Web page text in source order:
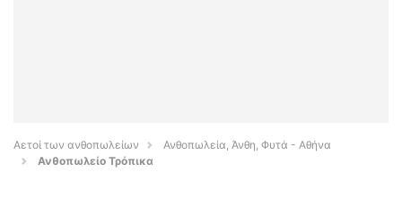
Αετοί των ανθοπωλείων
Ανθοπωλεία, Άνθη, Φυτά - Αθήνα
Ανθοπωλείο Τρόπικα